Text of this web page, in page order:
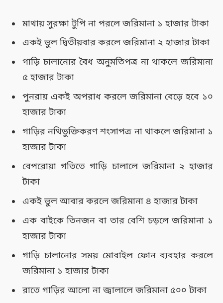
মাথায় সুরক্ষা টুপি না পরলে জরিমানা ১ হাজার টাকা
একই ভুল দ্বিতীয়বার করলে জরিমানা ২ হাজার টাকা
গাড়ি চালানোর বৈধ অনুমতিপত্র না থাকলে জরিমানা
৫ হাজার টাকা
পুনরায় একই অপরাধ করলে জরিমানা বেড়ে হবে ১০
হাজার টাকা
গাড়ির নথিভুক্তিকরণ শংসাপত্র না থাকলে জরিমানা ১
হাজার টাকা
বেপরোয়া গতিতে গাড়ি চালালে জরিমানা ২ হাজার
টাকা
একই ভুল আবার করলে জরিমানা ৪ হাজার টাকা
এক বাইকে তিনজন বা তার বেশি চড়লে জরিমানা ১
হাজার টাকা
গাড়ি চালানোর সময় মোবাইল ফোন ব্যবহার করলে
জরিমানা ১ হাজার টাকা
রাতে গাড়ির আলো না জ্বালালে জরিমানা ৫০০ টাকা